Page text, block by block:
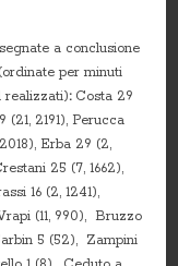
a conclusione
(ordinate per minuti
realizzati): Costa 29
(21, 2191), Perucca
Erba 29 (2,
25 (7, 1662),
16 (2, 1241),
(11, 990), Bruzzo
5 (52), Zampini